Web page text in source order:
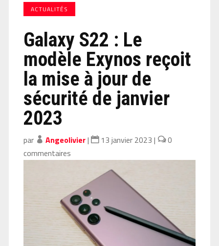
ACTUALITÉS
Galaxy S22 : Le
modèle Exynos reçoit
la mise à jour de
sécurité de janvier
2023
par Angeolivier| 13 janvier 2023 |
0
commentaires